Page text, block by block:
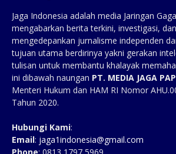
Jaga Indonesia adalah media Jaringan
mengabarkan berita terkini, investigasi,
mengedepankan jurnalisme independen
tujuan utama berdirinya yakni gerakan
tulisan untuk membantu khalayak
ini dibawah naungan PT. MEDIA JAGA
Menteri Hukum dan HAM RI Nomor
Tahun 2020.
Hubungi Kami:
Email: jaga1indonesia@gmail.com